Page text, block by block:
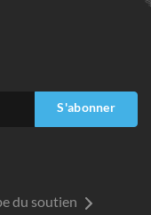
S'abonner
du soutien